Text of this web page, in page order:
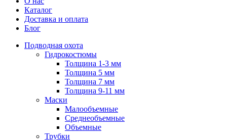
Каталог
Доставка и оплата
Блог
Подводная охота
Гидрокостюмы
Толщина 1-3 мм
Толщина 5 мм
Толщина 7 мм
Толщина 9-11 мм
Маски
Малообъемные
Среднеобъемные
Объемные
Трубки